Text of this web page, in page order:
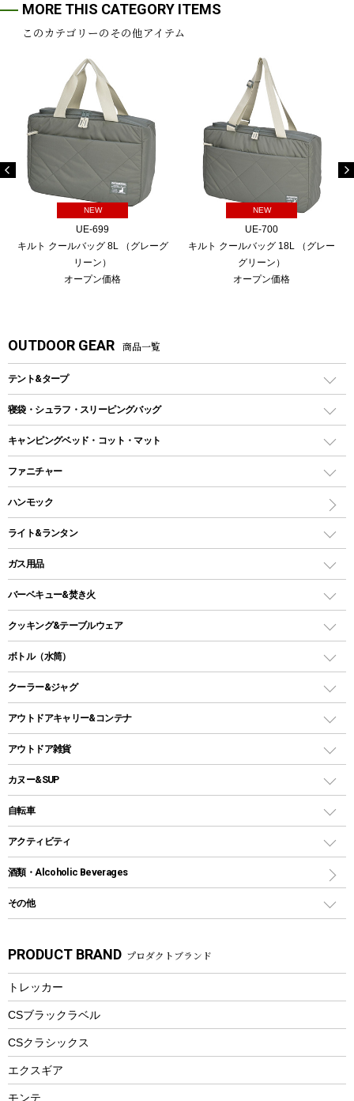
MORE THIS CATEGORY ITEMS
このカテゴリーのその他アイテム
NEW
UE-699
キルト クールバッグ 8L （グレーグ
リーン）
オープン価格
NEW
UE-700
キルト クールバッグ 18L （グレー
グリーン）
オープン価格
OUTDOOR GEAR 商品一覧
テント&タープ
テント
ツールームテント
ワンポールテント
シェルターテント
ロッジ型・オリジナルテント
タープ
スクエアタープ（レクタタープ）
メッシュタープ
自立式タープ
パラソル
テントアクセサリー
ペグ
グランドシート
ガイドロープ
ツール
寝袋・シュラフ・スリーピングバッグ
レクタングラー型（封筒型）シュラフ
インナーシュラフ
キャンピングベッド・コット・マット
キャンピングベッド・コット
インフレータブルマット
ファニチャー
アウトドアテーブル
レジャーシート
ハンモック
ライト&ランタン
LEDランタン
ガスランタン
オイルランタン
LEDライト
ヘッドライト
キャンドル
ガス用品
ガスバーナー
ガス缶
ガストーチ、ライター
バーベキュー&焚き火
バーベキューコンロ、グリル
焚き火台タイプ（ロースタイル）グリル
卓上タイプグリル
パーティータイプグリル
鉄板、アミ
焚き火台&ストーブ
火起こし
バーベキューツール
クッキング&テーブルウェア
ダッチオーブン
ホットサンドメーカー
クッカーセット
シェラカップ
クッキングツール
ナイフ
カトラリー
マグカップ、カップ
ステンレスボトル
フードボトル
トレー
ランチョンマット
ボトル（水筒）
ステンレスボトル
コップ付きタイプ
ワンタッチタイプ
プラスチックボトル
ディズニーボトル
クーラー&ジャグ
クーラーボックス
クーラーバッグ
ウォータージャグ
保冷剤
アウトドアキャリー&コンテナ
アウトドアキャリー
アウトドア雑貨
バックパック&バッグ
リュック、バックパック
トートバッグ、サコッシュ
ショッピングキャリー
その他アウトドア雑貨
スプレー関係
ツール、他
カヌー&SUP
インフレータブル
カヤック
パドル
ヘルメット
エアーポンプ
アクセサリー
自転車
折りたたみ自転車
スポーツサイクル
シティサイクル
自転車ウェア
アクティビティ
マリン
ラッシュガード
パラソル
フローティングベスト
ヘルメット
エアーポンプ
ビーチテント
酒類・Alcoholic Beverages
その他
湯たんぽ
防災用品
PRODUCT BRAND プロダクトブランド
トレッカー
CSブラックラベル
CSクラシックス
エクスギア
モンテ